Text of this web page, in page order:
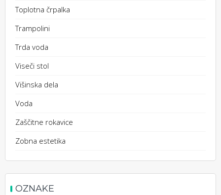
Toplotna črpalka
Trampolini
Trda voda
Viseči stol
Višinska dela
Voda
Zaščitne rokavice
Zobna estetika
OZNAKE